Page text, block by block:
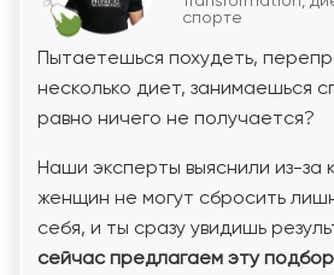
спорте
Пытаетешься похудеть,
несколько диет, занимаешься
равно ничего не получается?
Наши эксперты выяснили из-за
женщин не могут сбросить
себя, и ты сразу увидишь
сейчас предлагаем эту